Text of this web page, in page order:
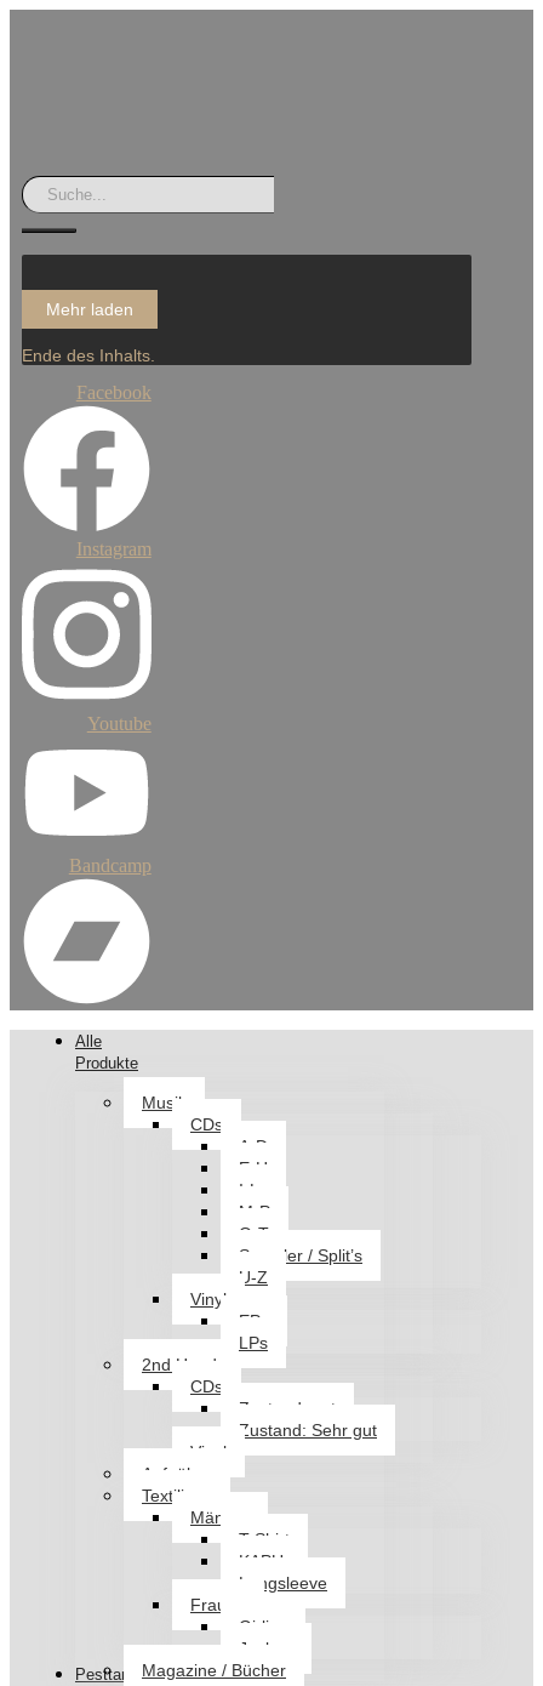
Mehr laden
Ende des Inhalts.
Facebook
Instagram
Youtube
Bandcamp
Alle
Produkte
Musik
CDs
A-D
E-H
I-L
M-P
Q-T
Sampler / Split’s
U-Z
Vinyl
EPs
LPs
2nd Hand
CDs
Zustand: gut
Zustand: Sehr gut
Vinyl
Aufnäher
Textilien
Männer
T-Shirt
KAPU
Longsleeve
Frauen
Girlies
Jacken
Magazine / Bücher
Pesttanz